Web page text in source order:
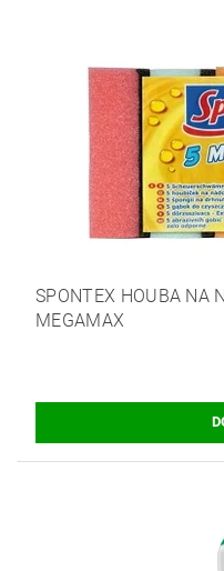
SPONTEX HOUBA NA
MEGAMAX